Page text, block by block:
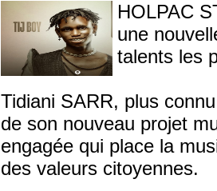
HOLPAC
une
talents les
Tidiani SARR, plus
de son nouveau projet
engagée qui place la
des valeurs citoyennes.